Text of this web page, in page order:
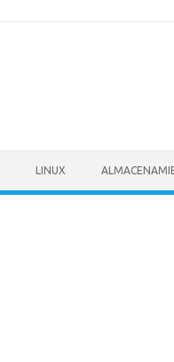
LINUX